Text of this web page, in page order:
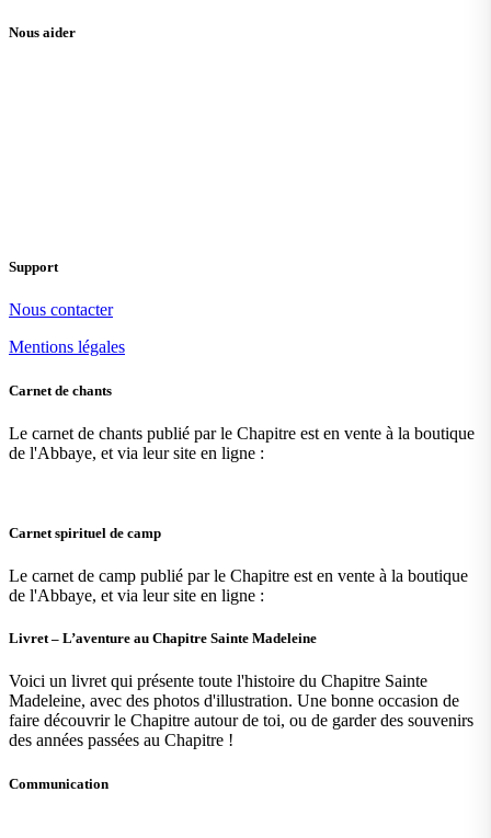
Nous aider
Support
Nous contacter
Mentions légales
Carnet de chants
Le carnet de chants publié par le Chapitre est en vente à la boutique
de l'Abbaye, et via leur site en ligne :
Carnet spirituel de camp
Le carnet de camp publié par le Chapitre est en vente à la boutique
de l'Abbaye, et via leur site en ligne :
Livret – L’aventure au Chapitre Sainte Madeleine
Voici un livret qui présente toute l'histoire du Chapitre Sainte
Madeleine, avec des photos d'illustration. Une bonne occasion de
faire découvrir le Chapitre autour de toi, ou de garder des souvenirs
des années passées au Chapitre !
Communication